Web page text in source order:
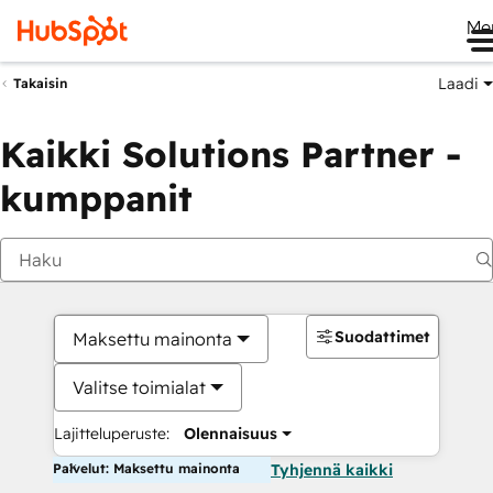
Takaisin Laadi
Kaikki Solutions Partner -
kumppanit
Maksettu mainonta
Valitse toimialat
Lajitteluperuste: Olennaisuus
Suodattimet
Palvelut: Maksettu mainonta Tyhjennä kaikki